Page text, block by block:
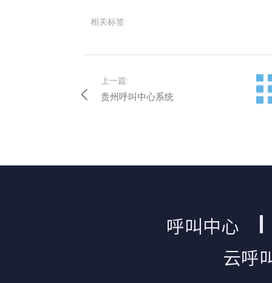
相关标签:
上一篇:
贵州呼叫中心系统
呼叫中心
云呼